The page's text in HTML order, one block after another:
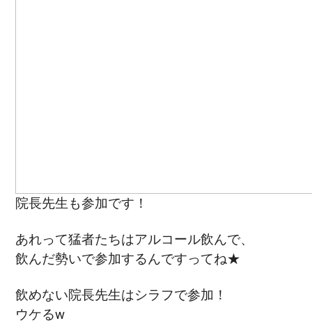
院長先生も参加です！
あれって猛者たちはアルコール飲んで、
飲んだ勢いで参加するんですってね★
飲めない院長先生はシラフで参加！
ウケるw